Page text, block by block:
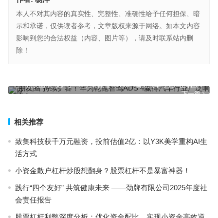
本人不对其内容的真实性、完整性、准确性给予任何担保、暗
示和承诺，仅供读者参考，文章版权来源于网络。如本文内容
影响到您的合法权益（内容、图片等），请及时联系站内删
除！
下一篇
“朋友圈”持续扩容！华为乾崑智驾ADS 4赢得汽车行业广泛响应！
相关推荐
致集科技获千万元融资，投前估值2亿：以Y3K美学重构AI生
活方式
小资金散户杠杆炒股想翻身？股票杠杆不是暴富神器！
践行“四个友好” 共筑健康未来 ——劲牌有限公司2025年度社
会责任报告